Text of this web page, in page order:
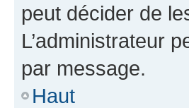
peut décider de
L’administrateur
par message.
Haut